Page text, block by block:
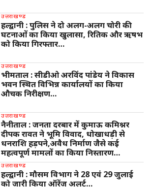
उत्तराखण्ड
हल्द्वानी : पुलिस ने दो अलग-अलग चोरी की
घटनाओं का किया खुलासा, रितिक और ऋषभ
को किया गिरफ्तार…
उत्तराखण्ड
भीमताल : सीडीओ अरविंद पांडेय ने विकास
भवन स्थित विभिन्न कार्यालयों का किया
औचक निरीक्षण…
उत्तराखण्ड
नैनीताल : जनता दरबार में कुमाऊ कमिश्नर
दीपक रावत ने भूमि विवाद, धोखाधड़ी से
धनराशि हड़पने,अवैध निर्माण जैसे कई
महत्वपूर्ण मामलों का किया निस्तारण…
उत्तराखण्ड
हल्द्वानी : मौसम विभाग ने 28 एवं 29 जुलाई
को जारी किया ऑरेंज अलर्ट…